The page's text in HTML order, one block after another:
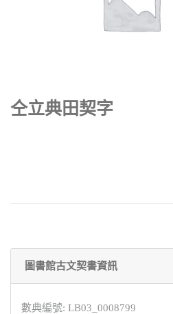
仝立典田契字
圖書館古文契書資訊
數典編號: LB03_0008799